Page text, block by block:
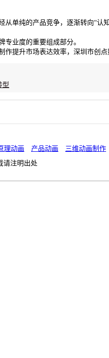
单纯的产品竞争，逐渐转向“认知
业度的重要组成部分。
提升市场表达效率，深圳市创
型
理动画 产品动画 三维动画制作
请注明出处